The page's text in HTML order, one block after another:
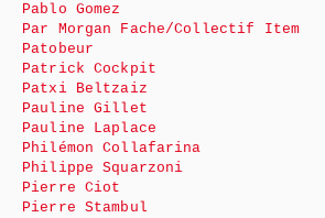
Pablo Gomez
Par Morgan Fache/Collectif Item
Patobeur
Patrick Cockpit
Patxi Beltzaiz
Pauline Gillet
Pauline Laplace
Philémon Collafarina
Philippe Squarzoni
Pierre Ciot
Pierre Stambul